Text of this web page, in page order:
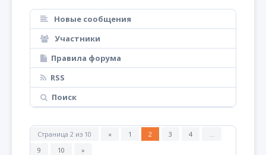
Новые сообщения
Участники
Правила форума
RSS
Поиск
Страница 2 из 10 « 1 2 3 4
…
9
10 »